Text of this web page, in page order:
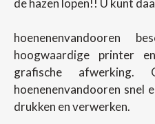
de hazen lopen!! U kunt
hoenenenvandooren
hoogwaardige printer
grafische
hoenenenvandooren snel
drukken en verwerken.